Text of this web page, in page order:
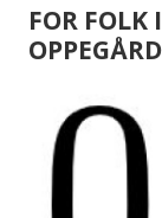
FOR FOLK
OPPEGÅRD